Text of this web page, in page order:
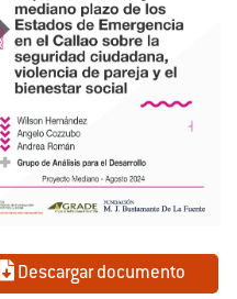
Descargar documento